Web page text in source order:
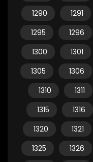
1290
1291
1295
1296
1300
1301
1305
1306
1310
1311
1315
1316
1320
1321
1325
1326